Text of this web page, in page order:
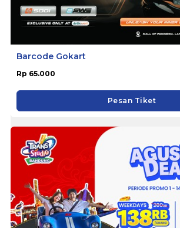
Barcode Gokart
Rp 65.000
Pesan Tiket